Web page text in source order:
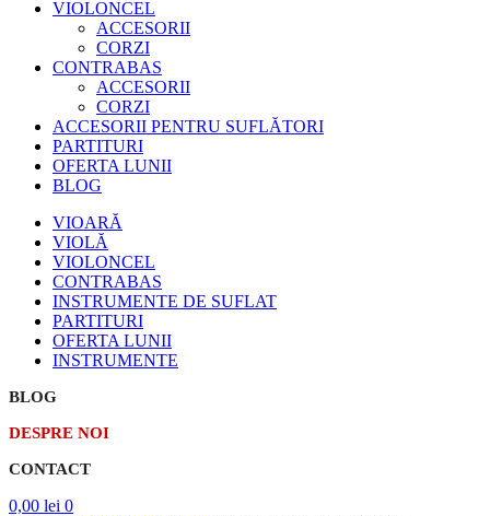
VIOLONCEL
ACCESORII
CORZI
CONTRABAS
ACCESORII
CORZI
ACCESORII PENTRU SUFLĂTORI
PARTITURI
OFERTA LUNII
BLOG
VIOARĂ
VIOLĂ
VIOLONCEL
CONTRABAS
INSTRUMENTE DE SUFLAT
PARTITURI
OFERTA LUNII
INSTRUMENTE
BLOG
DESPRE NOI
CONTACT
0,00 lei 0